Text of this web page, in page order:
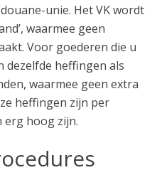
unie. Het VK wordt
waarmee geen
Voor goederen die u
dezelfde heffingen als
waarmee geen extra
heffingen zijn per
erg hoog zijn.